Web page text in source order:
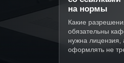
на нормы
Какие
обязательны
нужна лицензия,
оформлять не